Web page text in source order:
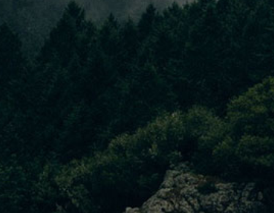
Viajes Diva India organiza tour privados en India, Nepal,
Tibet, Bhutan, Sri Lanka, Egipto, Dubai-Abu Dhabi e
Indonesia.
Tour Regular
TOUR REGULARES DURANTE TODO EL AÑO CON
SALIDAS GARANTIZADAS